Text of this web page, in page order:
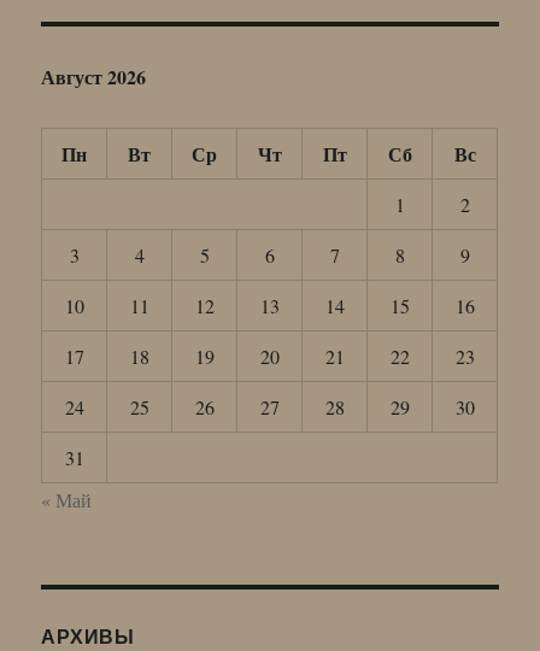
Август 2026
Пн Вт Ср Чт Пт Сб Вс
1
2
3
4 5 6 7 8
9
10
11 12 13 14 15
16
17
18 19 20 21 22
23
24
25 26 27 28 29
30
31
« Май
АРХИВЫ